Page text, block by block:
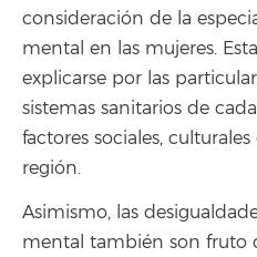
consideración de la
mental en las mujeres.
explicarse por las
sistemas sanitarios de
factores sociales,
región.
Asimismo, las
mental también son fruto